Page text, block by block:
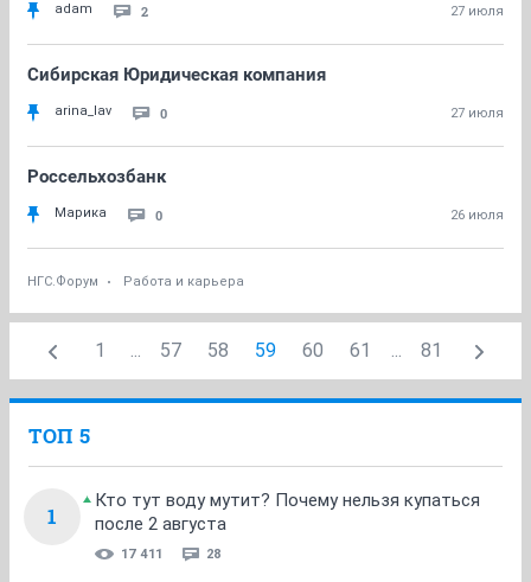
adam 2 27 июля
Сибирская Юридическая компания
arina_lav 0 27 июля
Россельхозбанк
Марика 0 26 июля
НГС.Форум Работа и карьера
1 ... 57 58 59 60 61 ... 81
ТОП 5
1
Кто тут воду мутит? Почему нельзя купаться
после 2 августа
17 411 28